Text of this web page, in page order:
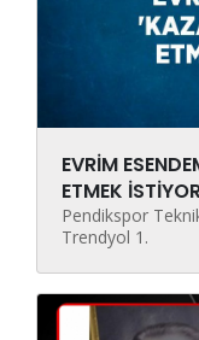
EVRİM
ETMEK
Pendikspor
Trendyol 1.